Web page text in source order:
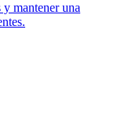
y mantener una